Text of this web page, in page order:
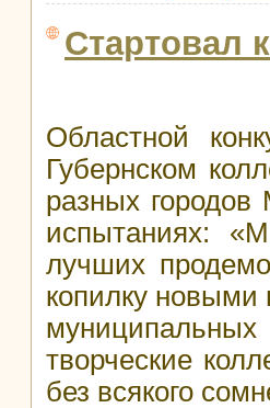
Стартовал
Областной
Губернском
разных городов
испытаниях:
лучших
копилку новыми
муниципальных
творческие
без всякого